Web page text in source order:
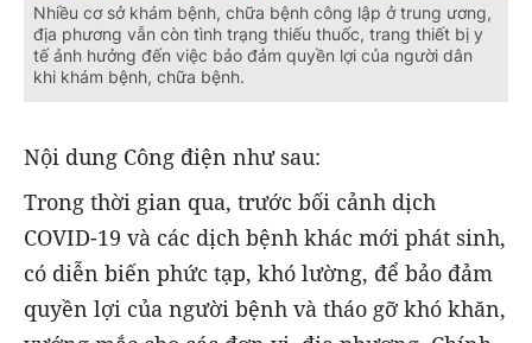
Nhiều cơ sở khám bệnh, chữa bệnh công lập ở trung ương,
địa phương vẫn còn tình trạng thiếu thuốc, trang thiết bị y
tế ảnh hưởng đến việc bảo đảm quyền lợi của người dân
khi khám bệnh, chữa bệnh.
Nội dung Công điện như sau:
Trong thời gian qua, trước bối cảnh dịch
COVID-19 và các dịch bệnh khác mới phát sinh,
có diễn biến phức tạp, khó lường, để bảo đảm
quyền lợi của người bệnh và tháo gỡ khó khăn,